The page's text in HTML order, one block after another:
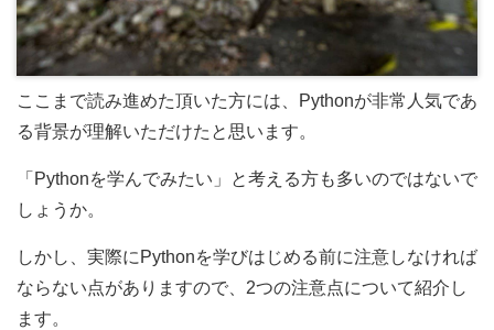
ここまで読み進めた頂いた方には、Pythonが非常人気であ
る背景が理解いただけたと思います。
「Pythonを学んでみたい」と考える方も多いのではないで
しょうか。
しかし、実際にPythonを学びはじめる前に注意しなければ
ならない点がありますので、2つの注意点について紹介し
ます。